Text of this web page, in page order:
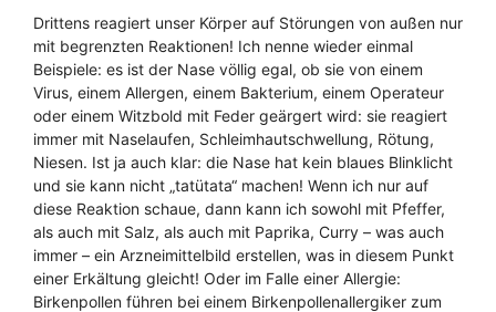
Drittens reagiert unser Körper auf Störungen von außen nur
mit begrenzten Reaktionen! Ich nenne wieder einmal
Beispiele: es ist der Nase völlig egal, ob sie von einem
Virus, einem Allergen, einem Bakterium, einem Operateur
oder einem Witzbold mit Feder geärgert wird: sie reagiert
immer mit Naselaufen, Schleimhautschwellung, Rötung,
Niesen. Ist ja auch klar: die Nase hat kein blaues Blinklicht
und sie kann nicht „tatütata“ machen! Wenn ich nur auf
diese Reaktion schaue, dann kann ich sowohl mit Pfeffer,
als auch mit Salz, als auch mit Paprika, Curry – was auch
immer – ein Arzneimittelbild erstellen, was in diesem Punkt
einer Erkältung gleicht! Oder im Falle einer Allergie:
Birkenpollen führen bei einem Birkenpollenallergiker zum